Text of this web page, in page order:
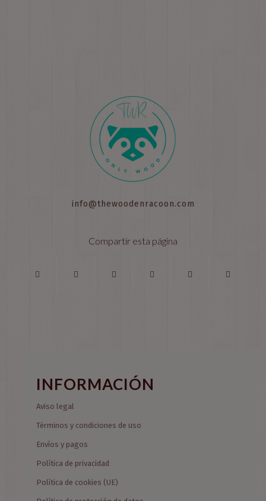
info@thewoodenracoon.com
Compartir esta página
INFORMACIÓN
Aviso legal
Términos y condiciones de uso
Envíos y pagos
Política de privacidad
Política de cookies (UE)